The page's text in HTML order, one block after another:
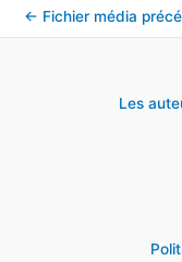
← Fichier média
Les